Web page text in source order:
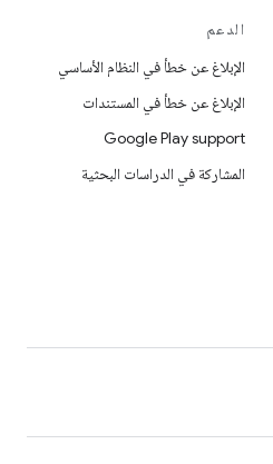
الدعم
الإبلاغ عن خطأ في النظام الأساسي
الإبلاغ عن خطأ في المستندات
Google Play support
المشاركة في الدراسات البحثية